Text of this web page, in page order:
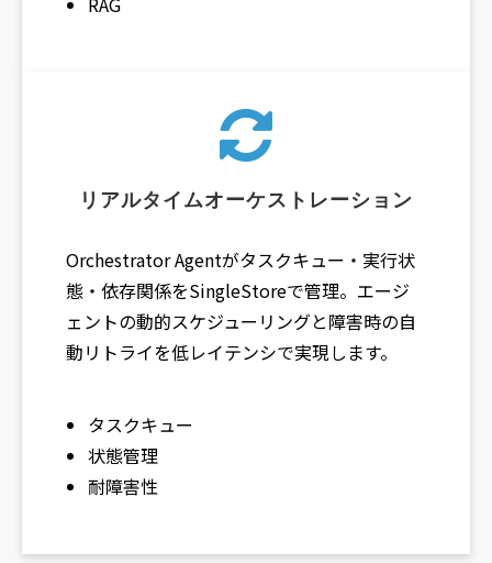
リアルタイムオーケストレーション
Orchestrator Agentがタスクキュー・実行状
態・依存関係をSingleStoreで管理。エージ
ェントの動的スケジューリングと障害時の自
動リトライを低レイテンシで実現します。
タスクキュー
状態管理
耐障害性